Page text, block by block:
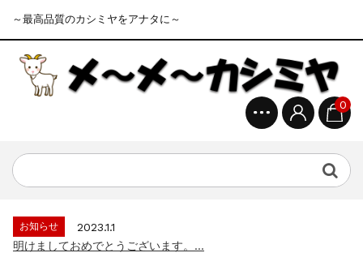
～最高品質のカシミヤをアナタに～
0
明けましておめでとうございます。...
お知らせ
2023.4.15
お知らせ
2023.1.1
明けましておめでとうございます。...